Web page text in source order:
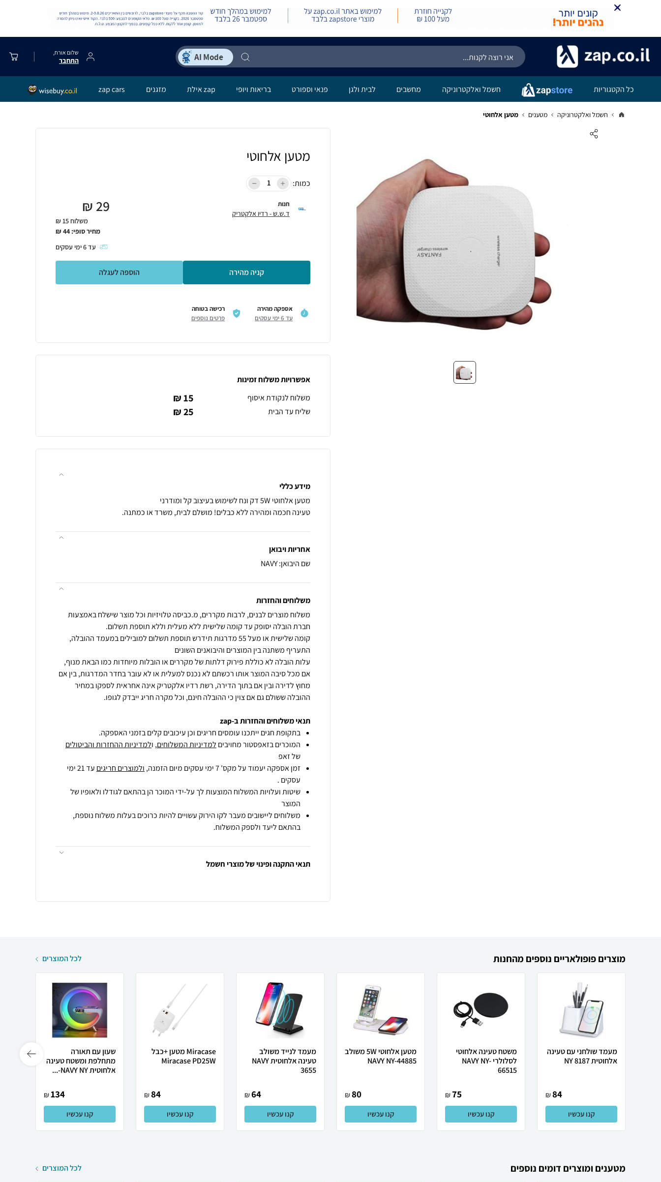
שלום אורח,
התחבר
כל הקטגוריות חשמל ואלקטרוניקה מחשבים לבית ולגן פנאי וספורט בריאות ויופי zap אילת מזגנים zap cars
חשמל ואלקטרוניקה מטענים מטען אלחוטי
מטען אלחוטי
כמות:
חנות
ד.ש.ש - רדיו אלקטריק 29
₪
משלוח 15 ₪
מחיר סופי: 44
₪
עד6ימי עסקים
קניה מהירה הוספה לעגלה
אספקה מהירה
עד 6 ימי עסקים
רכישה בטוחה
פרטים נוספים
אפשרויות משלוח זמינות
משלוח לנקודת איסוף
15 ₪
שליח עד הבית 25 ₪
מידע כללי
טעינה חכמה ומהירה ללא כבלים! מושלם לבית, משרד או כמתנה.
אחריות ויבואן
שם היבואן: NAVY
משלוחים והחזרות
משלוח מוצרים לבנים, לרבות מקררים, מ.כביסה טלויזיות וכל מוצר שישלח באמצעות
קומה שלישית או מעל 55 מדרגות תידרש תוספת תשלום למובילים במעמד ההובלה,
אם מכל סיבה המוצר אותו רכשתם לא נכנס למעלית או לא עובר בחדר המדרגות, בין אם
מחוץ לדירה ובין אם בתוך הדירה, רשת רדיו אלקטריק אינה אחראית לספקו במחיר
ההובלה ששולם גם אם צוין כי ההובלה חינם, וכל מקרה חריג ייבדק לגופו.
תנאי משלוחים והחזרות ב-zap
בתקופת חגים ייתכנו עומסים חריגים וכן עיכובים קלים בזמני האספקה.
המוכרים בזאפסטור מחויבים למדיניות המשלוחים, ולמדיניות ההחזרות והביטולים
של זאפ
זמן אספקה יעמוד על מקס' 7 ימי עסקים מיום הזמנה,
ולמוצרים חריגים
עד 21 ימי
עסקים .
שיטות ועלויות המשלוח המוצעות לך על-ידי המוכר הן בהתאם לגודלו ולאופיו של
המוצר
משלוחים ליישובים מעבר לקו הירוק עשויים להיות כרוכים בעלות משלוח נוספת,
בהתאם ליעד ולספק המשלוח.
תנאי התקנה ופינוי של מוצרי חשמל
מוצרים פופולאריים נוספים מהחנות לכל המוצרים
מעמד שולחני עם טעינה
אלחוטית NY 8187
84
₪
קנו עכשיו
משטח טעינה אלחוטי
לסלולרי NAVY NY-
66515
75
₪
קנו עכשיו
מטען אלחוטי 5W משולב
NAVY NY-44885
80
₪
קנו עכשיו
מעמד לנייד משולב
טעינה אלחוטית NAVY
3655
64
₪
קנו עכשיו
Miracase מטען +כבל
Miracase PD25W
84
₪
קנו עכשיו
שעון עם תאורה
מתחלפת ומשטח טעינה
אלחוטית NAVY NY-...
134
₪
קנו עכשיו
מטענים ומוצרים דומים נוספים לכל המוצרים